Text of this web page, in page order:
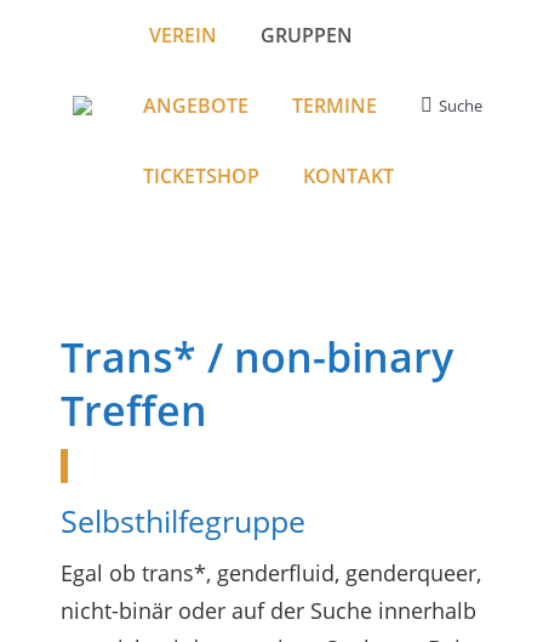
VEREIN GRUPPEN
ANGEBOTE TERMINE
TICKETSHOP KONTAKT
Search:
Suche
Trans* / non-binary
Treffen
Selbsthilfegruppe
Egal ob trans*, genderfluid, genderqueer,
nicht-binär oder auf der Suche innerhalb